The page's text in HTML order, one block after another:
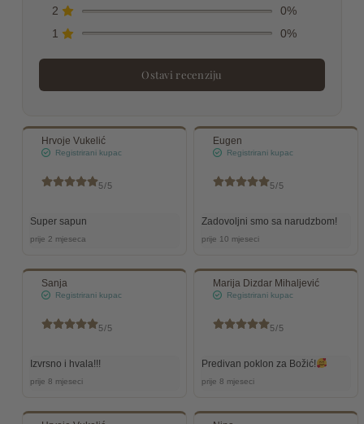
2
0%
1
0%
Ostavi recenziju
Hrvoje Vukelić
Registrirani kupac
5/5
Super sapun
prije 2 mjeseca
Sanja
Registrirani kupac
5/5
Izvrsno i hvala!!!
prije 8 mjeseci
Eugen
Registrirani kupac
5/5
Zadovoljni smo sa narudzbom!
prije 10 mjeseci
Marija Dizdar Mihaljević
Registrirani kupac
5/5
Predivan poklon za Božić!
prije 8 mjeseci